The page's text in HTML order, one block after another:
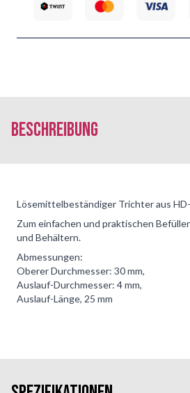
Beschreibung
Lösemittelbeständiger Trichter aus
Zum einfachen und praktischen
und Behältern.
Abmessungen:
Oberer Durchmesser: 30 mm,
Auslauf-Durchmesser: 4 mm,
Auslauf-Länge, 25 mm